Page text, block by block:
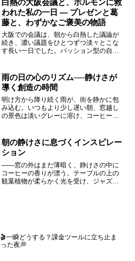
くと、無駄な時間は減り、前に進んでい
る実感が残るものです。とはいえ昨日は
例外で、一日テレビとお酒を優先しまし
た。そんな時間も、たまには必要。だか
らこそ今日はまた、淡々とやるべきこと
を進めていかないといけません。娘が来
る日までに、少しでも整えておかない
へ。今年もそんな積み重ねで、一年を形
にしていこうと思います。
白熱の大阪会議と、ホルモンに救
われた私の一日 ― プレゼンと葛
藤と、わずかなご褒美の物語
大阪での会議は、朝から白熱した議論が
続き、濃い議題をひとつずつ淡々とこな
す長い一日でした。パッション型の自分
面も。それでも会社の方向性がズレない
よう修正していく大事な部署だからこ
そ、投げ出すわけにはいきません。18時
半にようやく全体会議が終わり、そこか
らは給料カットを示唆する計算式まで提
示された、会社の動きを見極めるための
るはず。唯一の救いは、会議後に東三国
の朱々でホルモンを食べに行く楽しみを
心の支えに乗り切ったこと。頑張った自
分への小さなご褒美です。
雨の日の心のリズム──静けさが
導く創造の時間
明け方から降り続く雨が、街を静かに包
み込む。いつもより少し遅い朝、窓越し
の景色は淡いグレーに溶け、コーヒーの
る」ことと向き合える唯一の瞬間だから
だ。BGM制作を始めて3ヶ月。まだ駆け
出しではあるが、雨の朝にだけ訪れる“感
性の揺らぎ”が、音の輪郭を与えてくれ
る。現代は常に時間に追われ、心の余白
を失いがちだ。しかし、こうした静寂の
あなた自身の「朝のインスピレーショ
ン」を見つけるヒントをお届けしたい。
朝の静けさに息づくインスピレー
ション
――窓の外はまだ薄暗く、静けさの中に
コーヒーの香りが漂う。テーブルの上の
観葉植物が柔らかく光を受け、ジャズが
を聴くと落ち着く」——そんな言葉をも
らえることが、何よりの喜びです。しか
🎬一瞬どうする？課金ツールに立ち止ま
った夜💭